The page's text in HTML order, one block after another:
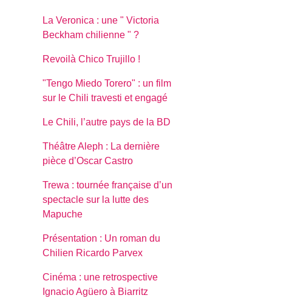
La Veronica : une " Victoria
Beckham chilienne " ?
Revoilà Chico Trujillo !
"Tengo Miedo Torero" : un film
sur le Chili travesti et engagé
Le Chili, l’autre pays de la BD
Théâtre Aleph : La dernière
pièce d’Oscar Castro
Trewa : tournée française d’un
spectacle sur la lutte des
Mapuche
Présentation : Un roman du
Chilien Ricardo Parvex
Cinéma : une retrospective
Ignacio Agüero à Biarritz